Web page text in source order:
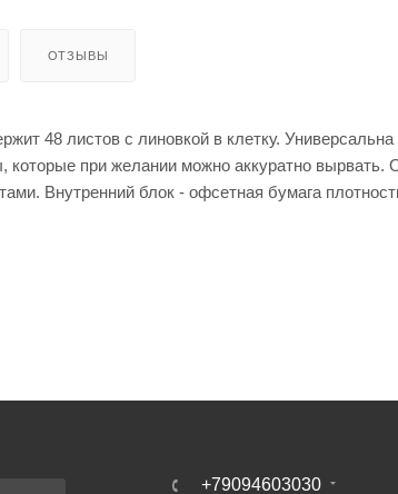
ОТЗЫВЫ
48 листов с линовкой в клетку.
которые при желании можно аккуратно вырвать.
Внутренний блок - офсетная бумага
+79094603030